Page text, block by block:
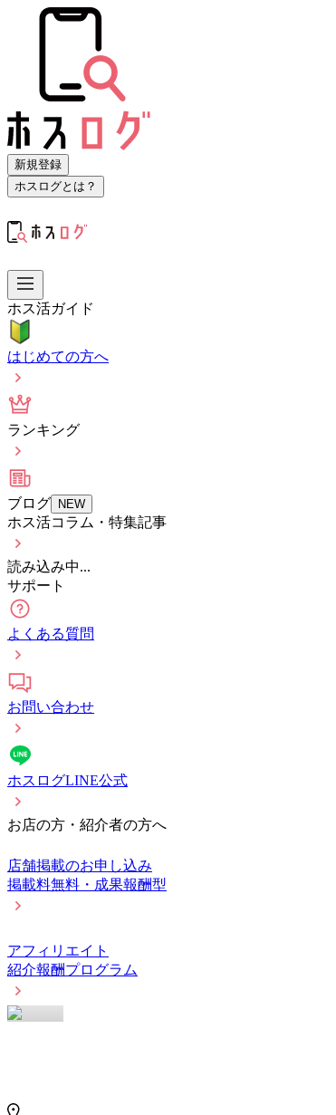
新規登録
ホスログとは？
ホス活ガイド
はじめての方へ
ランキング
ブログ NEW
ホス活コラム・特集記事
読み込み中...
サポート
よくある質問
お問い合わせ
ホスログLINE公式
お店の方・紹介者の方へ
店舗掲載のお申し込み
掲載料無料・成果報酬型
アフィリエイト
紹介報酬プログラム